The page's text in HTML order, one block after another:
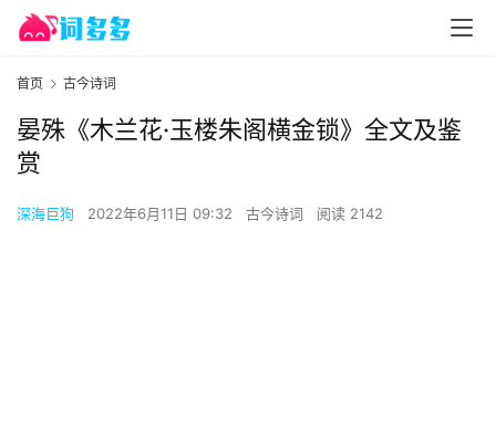
首页 古今诗词
晏殊《木兰花·玉楼朱阁横金锁》全文及鉴
赏
深海巨狗 2022年6月11日 09:32 古今诗词 阅读 2142